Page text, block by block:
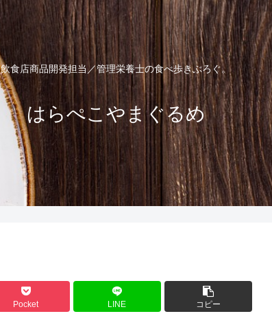
飲食店商品開発担当／管理栄養士の食べ歩きぶろぐ。
はらぺこやまぐるめ
Pocket LINE コピー